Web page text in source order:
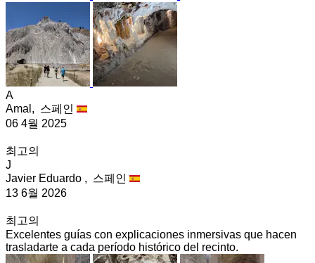
A
Amal, 스페인
06 4월 2025
최고의
J
Javier Eduardo , 스페인
13 6월 2026
최고의
Excelentes guías con explicaciones inmersivas que hacen
trasladarte a cada período histórico del recinto.